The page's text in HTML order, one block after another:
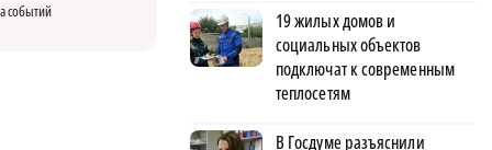
событий
19 жилых домов и
социальных объектов
подключат к современным
теплосетям
В Госдуме разъяснили